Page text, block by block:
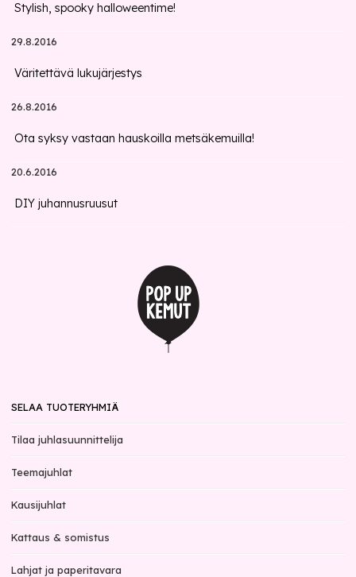
Stylish, spooky halloweentime!
29.8.2016
Väritettävä lukujärjestys
26.8.2016
Ota syksy vastaan hauskoilla metsäkemuilla!
20.6.2016
DIY juhannusruusut
SELAA TUOTERYHMIÄ
Tilaa juhlasuunnittelija
Teemajuhlat
Kausijuhlat
Kattaus & somistus
Lahjat ja paperitavara